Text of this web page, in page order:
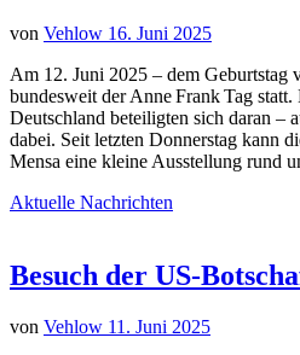
von Vehlow 16. Juni 2025
Am 12. Juni 2025 – dem Geburtstag
bundesweit der Anne Frank Tag
Deutschland beteiligten sich daran –
dabei. Seit letzten Donnerstag kann
Mensa eine kleine Ausstellung rund
Aktuelle Nachrichten
Besuch der US-
von Vehlow 11. Juni 2025